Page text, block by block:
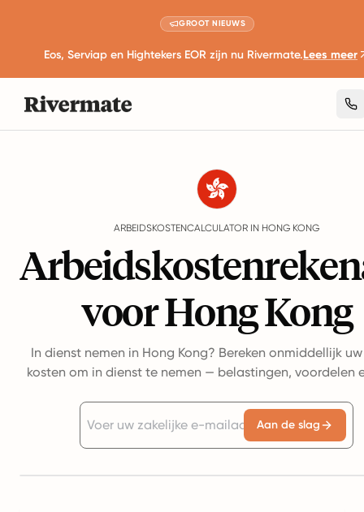
GROOT NIEUWS
Eos, Serviap en Hightekers EOR zijn nu Rivermate.Lees meer
ARBEIDSKOSTENCALCULATOR IN HONG KONG
voor Hong Kong
In dienst nemen in Hong Kong? Bereken onmiddellijk
kosten om in dienst te nemen — belastingen, voordelen
Aan de slag